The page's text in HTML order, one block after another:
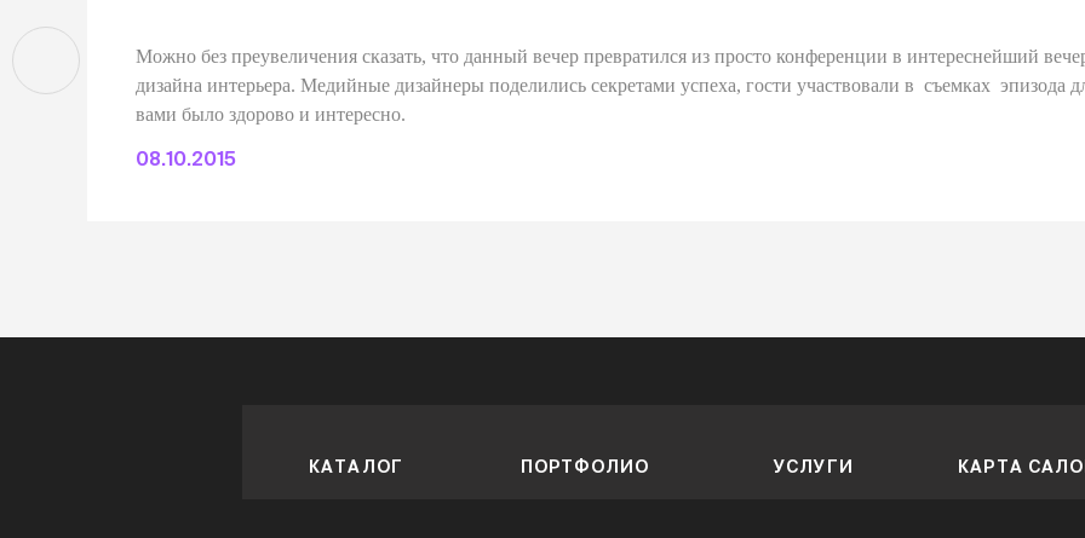
Можно без преувеличения сказать, что данный вечер превратился из просто конференции в интереснейший
дизайна интерьера. Медийные дизайнеры поделились секретами успеха, гости участвовали в съемках эпизода
вами было здорово и интересно.
08.10.2015
КАТАЛОГ ПОРТФОЛИО УСЛУГИ КАРТА